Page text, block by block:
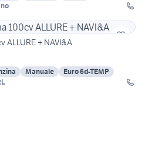
ALLURE + NAVI&A
Manuale
Euro 6d-TEMP